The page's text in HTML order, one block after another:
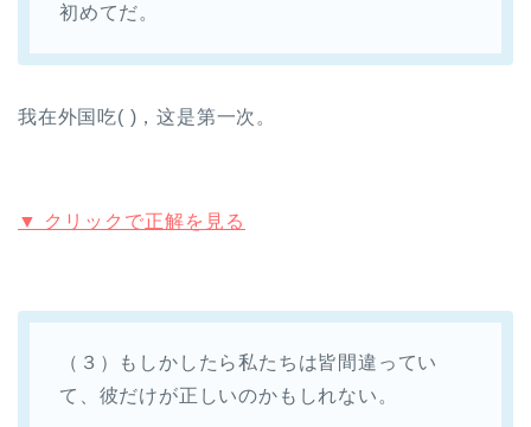
初めてだ。
我在外国吃( )，这是第一次。
▼ クリックで正解を見る
（３）もしかしたら私たちは皆間違ってい
て、彼だけが正しいのかもしれない。